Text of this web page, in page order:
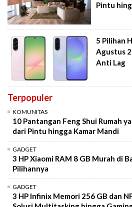
Pintu
5 Pilihan
Agustus
Anti Lag
Terpopuler
KOMUNITAS
10 Pantangan Feng Shui Rumah
dari Pintu hingga Kamar Mandi
GADGET
3 HP Xiaomi RAM 8 GB Murah di
Pilihannya
GADGET
3 HP Infinix Memori 256 GB dan